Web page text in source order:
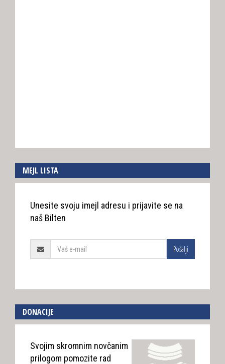
MEJL LISTA
Unesite svoju imejl adresu i prijavite se na
naš Bilten
Pošalji
DONACIJE
Svojim skromnim novčanim
prilogom pomozite rad